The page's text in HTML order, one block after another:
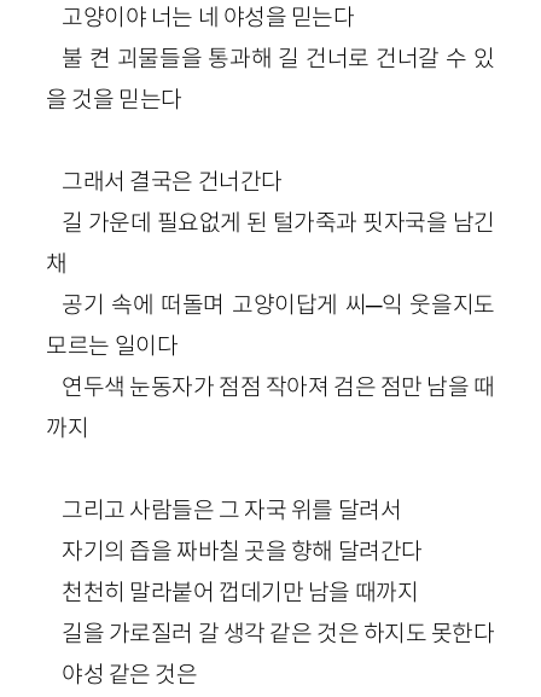
고양이야 너는 네 야성을 믿는다
불 켠 괴물들을 통과해 길 건너로 건너갈 수 있
을 것을 믿는다
그래서 결국은 건너간다
길 가운데 필요없게 된 털가죽과 핏자국을 남긴
채
공기 속에 떠돌며 고양이답게 씨─익 웃을지도
모르는 일이다
연두색 눈동자가 점점 작아져 검은 점만 남을 때
까지
그리고 사람들은 그 자국 위를 달려서
자기의 즙을 짜바칠 곳을 향해 달려간다
천천히 말라붙어 껍데기만 남을 때까지
길을 가로질러 갈 생각 같은 것은 하지도 못한다
야성 같은 것은